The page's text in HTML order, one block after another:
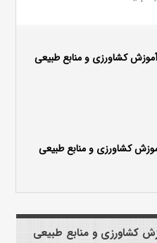
کشاورزی و منابع طبیعی
کشاورزی و منابع طبیعی
کشاورزی و منابع طبیعی